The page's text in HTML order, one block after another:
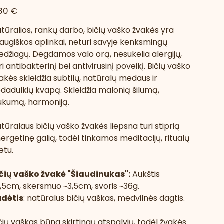
€
rankų darbo, bičių vaško žvakės yra
aplinkai, neturi savyje kenksmingų
Degdamos valo orą, nesukelia alergijų,
antibakterinį bei antivirusinį poveikį. Bičių vaško
skleidžia subtilų, natūralų medaus ir
kvapą. Skleidžia malonią šilumą,
harmoniją.
bičių vaško žvakės liepsna turi stiprią
galią, todėl tinkamos meditacijų, ritualų
vaško žvakė "Šiaudinukas":Aukštis
skersmuo ~3,5cm, svoris ~36g.
: natūralus bičių vaškas, medvilnės dagtis.